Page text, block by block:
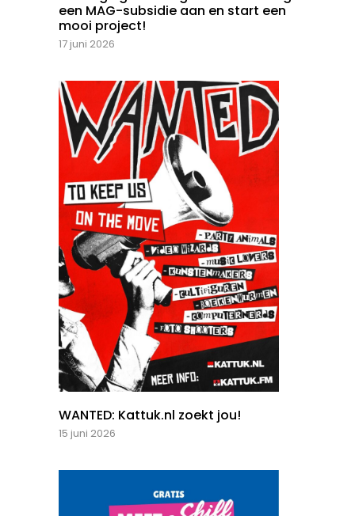
een MAG-subsidie aan en start een
mooi project!
17 juni 2026
WANTED: Kattuk.nl zoekt jou!
15 juni 2026